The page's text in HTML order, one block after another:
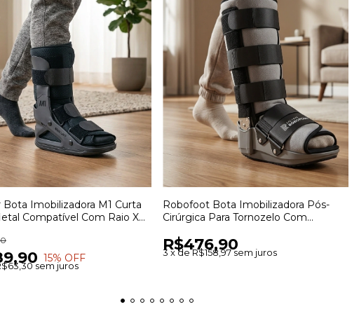
Bota Imobilizadora M1 Curta
Compatível Com Raio X
15% OFF
sem juros
Robofoot Bota Imobilizadora Pós-
Cirúrgica Para Tornozelo Com
R$476,90
3 xdeR$158,97sem juros